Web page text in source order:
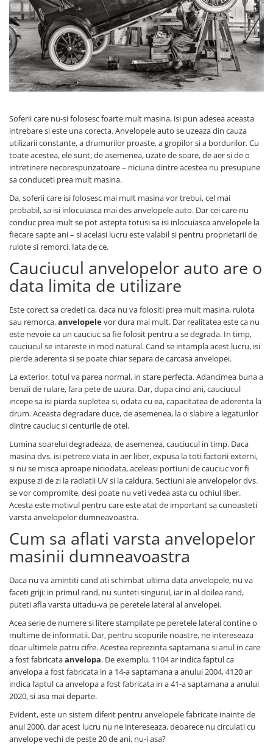
Soferii care nu-si folosesc foarte mult masina, isi pun adesea aceasta
intrebare si este una corecta. Anvelopele auto se uzeaza din cauza
utilizarii constante, a drumurilor proaste, a gropilor si a bordurilor. Cu
toate acestea, ele sunt, de asemenea, uzate de soare, de aer si de o
intretinere necorespunzatoare – niciuna dintre acestea nu presupune
sa conduceti prea mult masina.
Da, soferii care isi folosesc mai mult masina vor trebui, cel mai
probabil, sa isi inlocuiasca mai des anvelopele auto. Dar cei care nu
conduc prea mult se pot astepta totusi sa isi inlocuiasca anvelopele la
fiecare sapte ani – si acelasi lucru este valabil si pentru proprietarii de
rulote si remorci. Iata de ce.
Cauciucul anvelopelor auto are o
data limita de utilizare
Este corect sa credeti ca, daca nu va folositi prea mult masina, rulota
sau remorca,anvelopelevor dura mai mult. Dar realitatea este ca nu
este nevoie ca un cauciuc sa fie folosit pentru a se degrada. In timp,
cauciucul se intareste in mod natural. Cand se intampla acest lucru, isi
pierde aderenta si se poate chiar separa de carcasa anvelopei.
La exterior, totul va parea normal, in stare perfecta. Adancimea buna a
benzii de rulare, fara pete de uzura. Dar, dupa cinci ani, cauciucul
incepe sa isi piarda supletea si, odata cu ea, capacitatea de aderenta la
drum. Aceasta degradare duce, de asemenea, la o slabire a legaturilor
dintre cauciuc si centurile de otel.
Lumina soarelui degradeaza, de asemenea, cauciucul in timp. Daca
masina dvs. isi petrece viata in aer liber, expusa la toti factorii externi,
si nu se misca aproape niciodata, aceleasi portiuni de cauciuc vor fi
expuse zi de zi la radiatii UV si la caldura. Sectiuni ale anvelopelor dvs.
se vor compromite, desi poate nu veti vedea asta cu ochiul liber.
Acesta este motivul pentru care este atat de important sa cunoasteti
varsta anvelopelor dumneavoastra.
Cum sa aflati varsta anvelopelor
masinii dumneavoastra
Daca nu va amintiti cand ati schimbat ultima data anvelopele, nu va
faceti griji: in primul rand, nu sunteti singurul, iar in al doilea rand,
puteti afla varsta uitadu-va pe peretele lateral al anvelopei.
Acea serie de numere si litere stampilate pe peretele lateral contine o
multime de informatii. Dar, pentru scopurile noastre, ne intereseaza
doar ultimele patru cifre. Acestea reprezinta saptamana si anul in care
a fost fabricataanvelopa. De exemplu, 1104 ar indica faptul ca
anvelopa a fost fabricata in a 14-a saptamana a anului 2004, 4120 ar
indica faptul ca anvelopa a fost fabricata in a 41-a saptamana a anului
2020, si asa mai departe.
Evident, este un sistem diferit pentru anvelopele fabricate inainte de
anul 2000, dar acest lucru nu ne intereseaza, deoarece nu circulati cu
anvelope vechi de peste 20 de ani, nu-i asa?